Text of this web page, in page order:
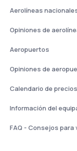
Aerolíneas
Opiniones de
Aeropuertos
Opiniones de
Calendario de precios
Información del
FAQ - Consejos para